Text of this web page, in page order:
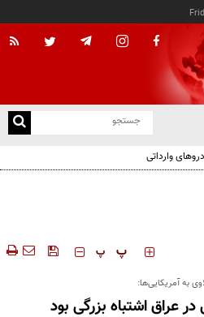
وارداتی
‍‍‍ پ پ
به آمریکایی‌ها:
عراق اشتباه بزرگی بود